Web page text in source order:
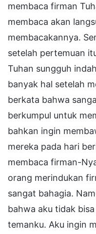
membaca firman
membaca akan
membacakannya.
setelah pertemuan
Tuhan sungguh
banyak hal setelah
berkata bahwa
berkumpul untuk
bahkan ingin
mereka pada hari
membaca firman-
orang merindukan
sangat bahagia.
bahwa aku tidak
temanku. Aku ingin